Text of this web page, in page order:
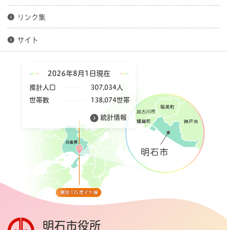
リンク集
サイト
2026年8月1日現在
推計人口
307,034人
世帯数
138,074世帯
統計情報
明石市役所